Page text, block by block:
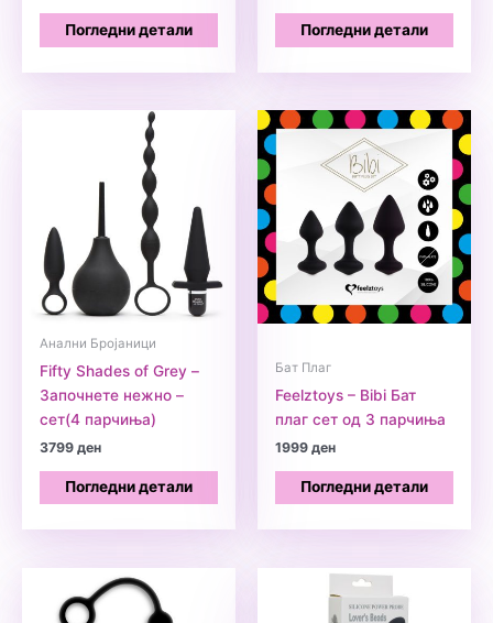
Погледни детали Погледни детали
Анални Бројаници
Fifty Shades of Grey –
Започнете нежно –
сет(4 парчиња)
3799ден
Погледни детали
Бат Плаг
Feelztoys – Bibi Бат
плаг сет од 3 парчиња
1999ден
Погледни детали